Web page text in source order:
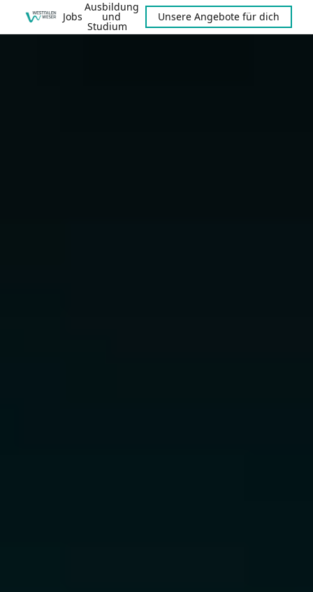
Jobs
Ausbildung
und
Studium
Unsere Angebote für dich